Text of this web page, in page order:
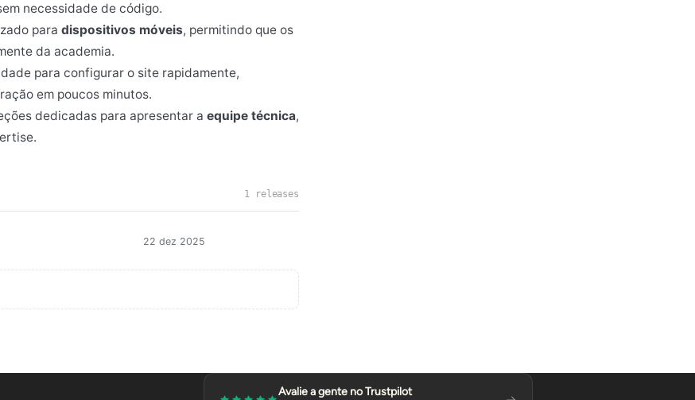
necessidade de código.
para dispositivos móveis, permitindo que os
da academia.
para configurar o site rapidamente,
em poucos minutos.
dedicadas para apresentar a equipe técnica,
1 releases
22 dez 2025
Avalie a gente no Trustpilot